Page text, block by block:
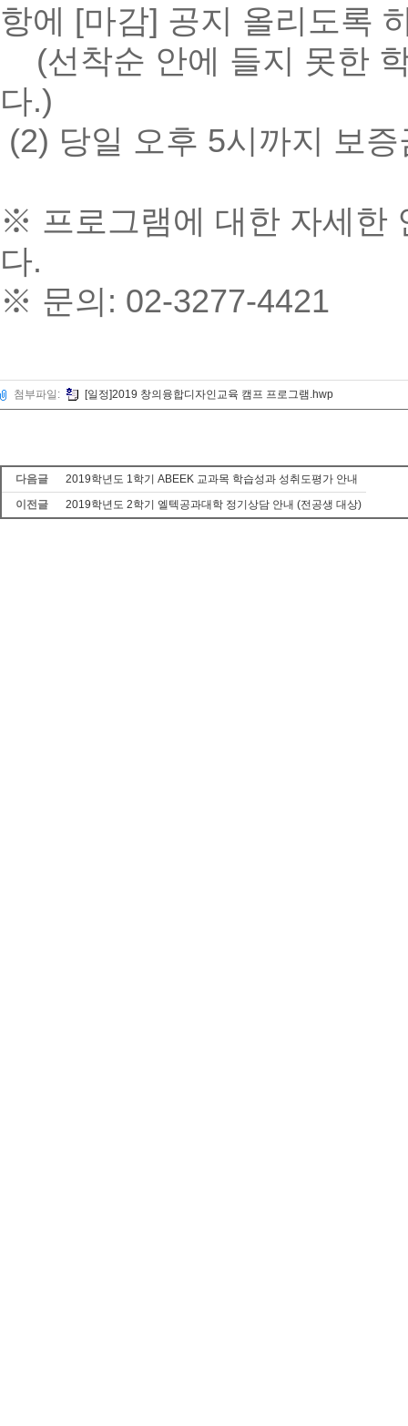
항에 [마감] 공지 올리도록
(선착순 안에 들지 못한
다.)
(2) 당일 오후 5시까지 보
※ 프로그램에 대한 자세한
다.
※ 문의: 02-3277-4421
첨부파일: [일정]2019 창의융합디자인교육 캠프 프로그램.hwp
다음글
2019학년도 1학기 ABEEK 교과목 학습성과 성취도평가 안내
이전글
2019학년도 2학기 엘텍공과대학 정기상담 안내 (전공생 대상)